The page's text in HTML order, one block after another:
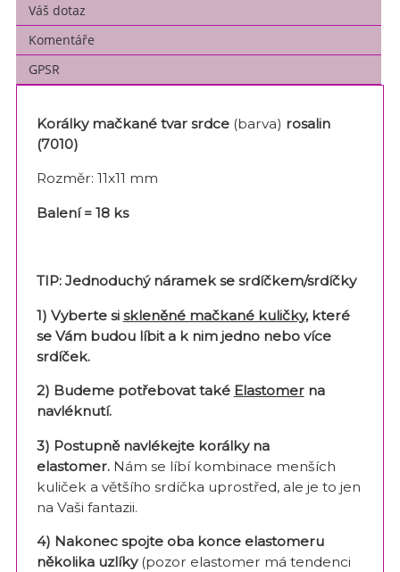
Váš dotaz
Komentáře
GPSR
Korálky mačkané tvar srdce(barva) rosalin
(7010)
Rozměr: 11x11 mm
Balení = 18 ks
TIP: Jednoduchý náramek se srdíčkem/srdíčky
1) Vyberte si skleněné mačkané kuličky, které
se Vám budou líbit a k nim jedno nebo více
srdíček.
2) Budeme potřebovat také Elastomerna
navléknutí.
3) Postupně navlékejte korálky na
elastomer. Nám se líbí kombinace menších
kuliček a většího srdíčka uprostřed, ale je to jen
na Vaši fantazii.
4) Nakonec spojte oba konce elastomeru
několika uzlíky (pozor elastomer má tendenci